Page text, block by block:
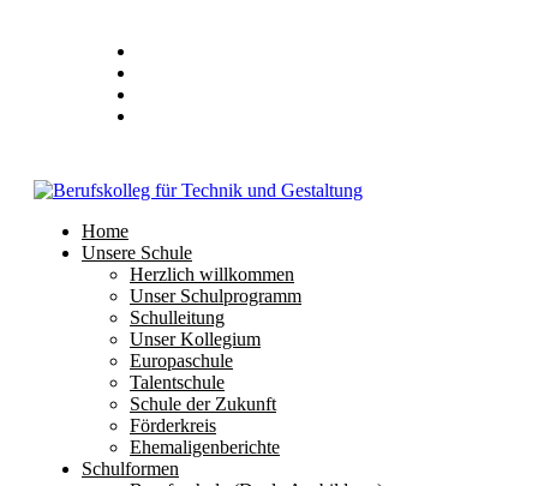
Home
Unsere Schule
Herzlich willkommen
Unser Schulprogramm
Schulleitung
Unser Kollegium
Europaschule
Talentschule
Schule der Zukunft
Förderkreis
Ehemaligenberichte
Schulformen